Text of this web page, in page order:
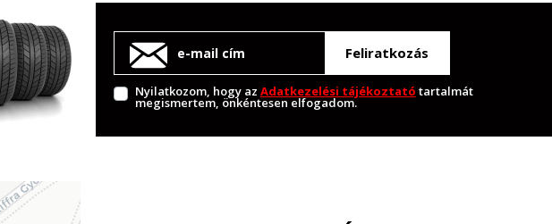
Feliratkozás
Nyilatkozom, hogy az Adatkezelési tájékoztató tartalmát
megismertem, önkéntesen elfogadom.